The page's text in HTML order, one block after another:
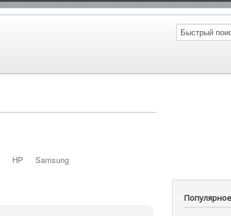
HP Samsung
Популярное